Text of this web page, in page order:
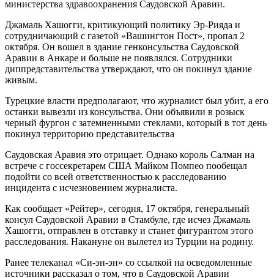
министерства здравоохранения Саудовской Аравии.
Джамаль Хашогги, критикующий политику Эр-Рияда и
сотрудничающий с газетой «Вашингтон Пост», пропал 2
октября. Он вошел в здание генконсульства Саудовской
Аравии в Анкаре и больше не появлялся. Сотрудники
диппредставительства утверждают, что он покинул здание
живым.
Турецкие власти предполагают, что журналист был убит, а его
останки вывезли из консульства. Они объявили в розыск
черный фургон с затемненными стеклами, который в тот день
покинул территорию представительства
Саудовская Аравия это отрицает. Однако король Салман на
встрече с госсекретарем США Майком Помпео пообещал
подойти со всей ответственностью к расследованию
инцидента с исчезновением журналиста.
Как сообщает «Рейтер», сегодня, 17 октября, генеральный
консул Саудовской Аравии в Стамбуле, где исчез Джамаль
Хашогги, отправлен в отставку и станет фигурантом этого
расследования. Накануне он вылетел из Турции на родину.
Ранее телеканал «Си-эн-эн» со ссылкой на осведомленные
источники рассказал о том, что в Саудовской Аравии